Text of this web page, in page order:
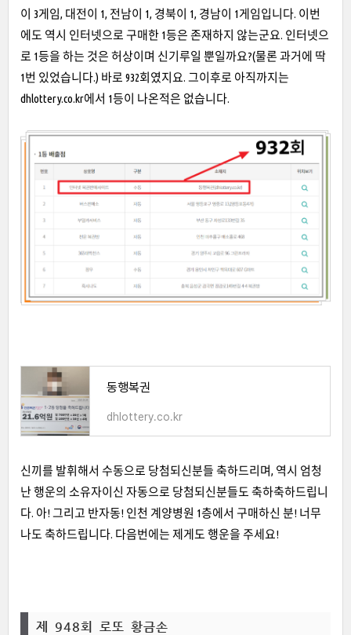
이 3게임, 대전이 1, 전남이 1, 경북이 1, 경남이 1게임입니다. 이번
에도 역시 인터넷으로 구매한 1등은 존재하지 않는군요. 인터넷으
로 1등을 하는 것은 허상이며 신기루일 뿐일까요?(물론 과거에 딱
1번 있었습니다.) 바로 932회였지요. 그이후로 아직까지는
dhlottery.co.kr에서 1등이 나온적은 없습니다.
동행복권
dhlottery.co.kr
신끼를 발휘해서 수동으로 당첨되신분들 축하드리며, 역시 엄청
난 행운의 소유자이신 자동으로 당첨되신분들도 축하축하드립니
다. 아! 그리고 반자동! 인천 계양병원 1층에서 구매하신 분! 너무
나도 축하드립니다. 다음번에는 제게도 행운을 주세요!
제 948회 로또 황금손